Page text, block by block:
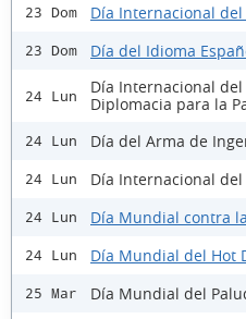
23 Dom Día Internacional
23 Dom Día del Idioma
24 Lun
Día Internacional
Diplomacia para la
24 Lun Día del Arma de
24 Lun Día Internacional
24 Lun Día Mundial contra
24 Lun Día Mundial del Hot
25 Mar Día Mundial del